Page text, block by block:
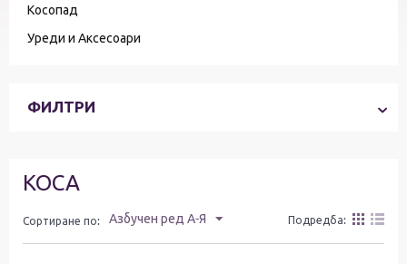
Косопад
Уреди и Аксесоари
ФИЛТРИ
КОСА
Подредба:
Сортиране по: Азбучен ред А-Я